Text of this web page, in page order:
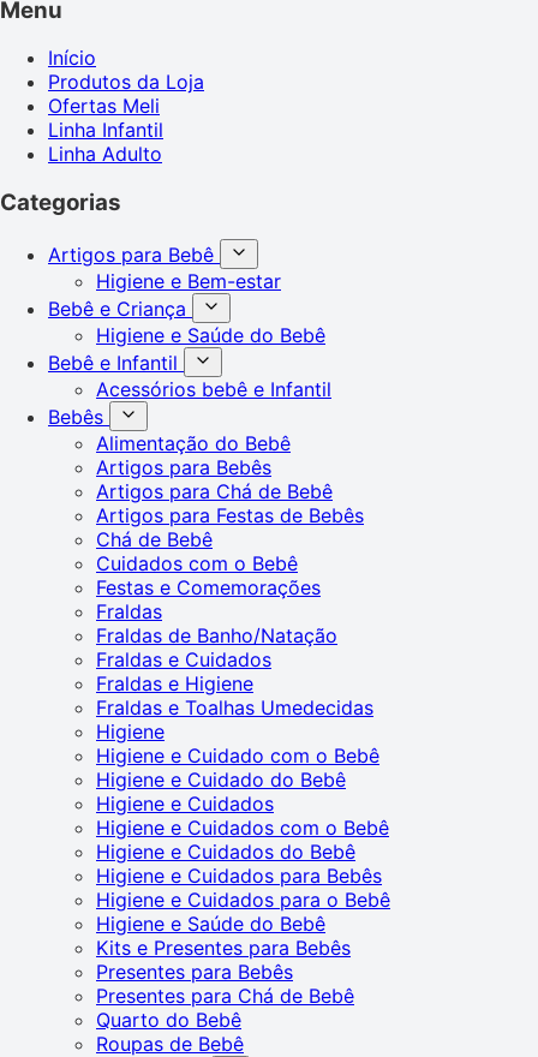
Menu
Início
Produtos da Loja
Ofertas Meli
Linha Infantil
Linha Adulto
Categorias
Artigos para Bebê
Higiene e Bem-estar
Bebê e Criança
Higiene e Saúde do Bebê
Bebê e Infantil
Acessórios bebê e Infantil
Bebês
Alimentação do Bebê
Artigos para Bebês
Artigos para Chá de Bebê
Artigos para Festas de Bebês
Chá de Bebê
Cuidados com o Bebê
Festas e Comemorações
Fraldas
Fraldas de Banho/Natação
Fraldas e Cuidados
Fraldas e Higiene
Fraldas e Toalhas Umedecidas
Higiene
Higiene e Cuidado com o Bebê
Higiene e Cuidado do Bebê
Higiene e Cuidados
Higiene e Cuidados com o Bebê
Higiene e Cuidados do Bebê
Higiene e Cuidados para Bebês
Higiene e Cuidados para o Bebê
Higiene e Saúde do Bebê
Kits e Presentes para Bebês
Presentes para Bebês
Presentes para Chá de Bebê
Quarto do Bebê
Roupas de Bebê